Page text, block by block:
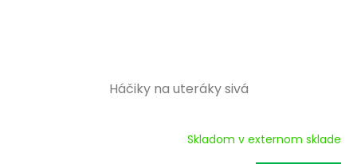
Háčiky na uteráky sivá
Skladom v externom sklade